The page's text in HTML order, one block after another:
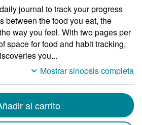
journal to track your progress
between the food you eat, the
way you feel. With two pages per
space for food and habit tracking,
you...
Mostrar sinopsis completa
al carrito